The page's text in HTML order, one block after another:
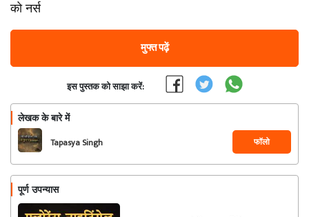
को नर्स
मुफ्त पढ़ें
इस पुस्तक को साझा करें:
लेखक के बारे में
Tapasya Singh फॉलो
पूर्ण उपन्यास